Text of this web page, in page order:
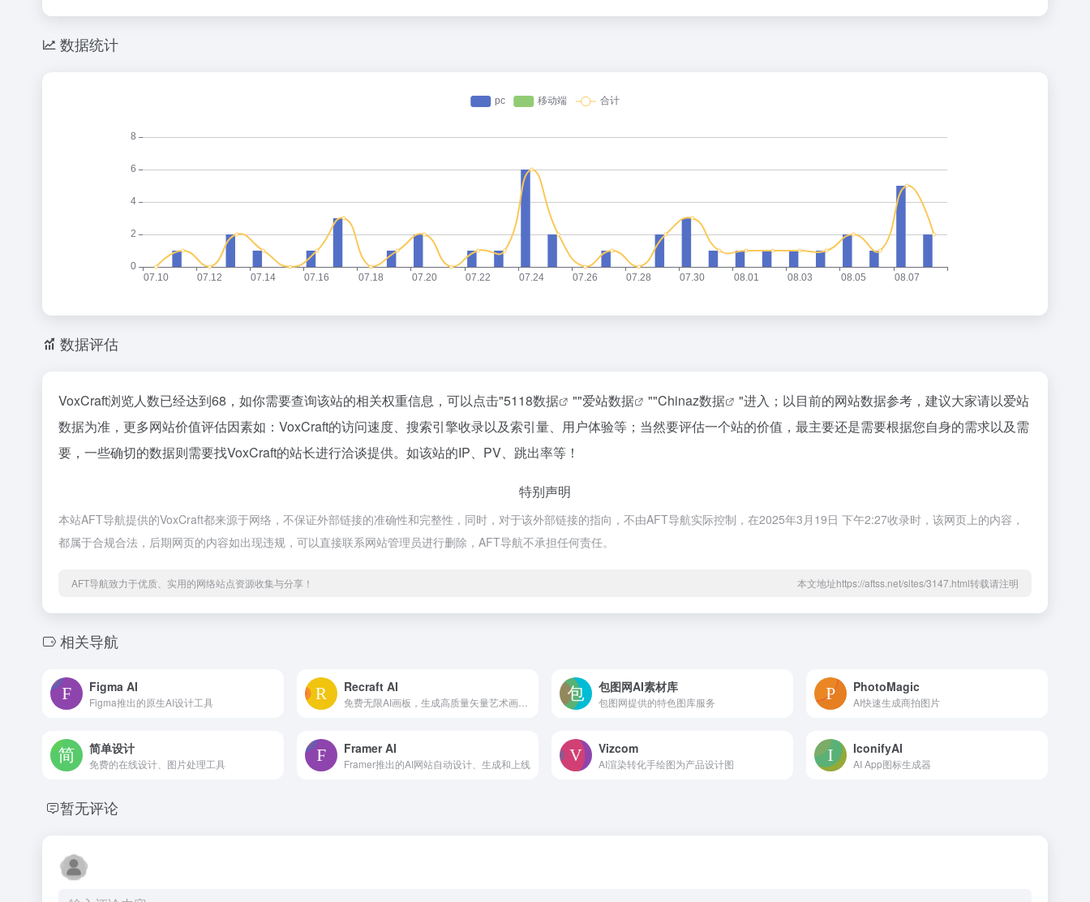
数据统计
数据评估
VoxCraft浏览人数已经达到68，如你需要查询该站的相关权重信息，可以点击"5118数据 ""爱站数据 ""Chinaz数据
"进入；以目前的网站数据参考，建议大家请以爱站
数据为准，更多网站价值评估因素如：VoxCraft的访问速度、搜索引擎收录以及索引量、用户体验等；当然要评估一个站的价值，最主要还是需要根据您自身的需求以及需
要，一些确切的数据则需要找VoxCraft的站长进行洽谈提供。如该站的IP、PV、跳出率等！
特别声明
本站AFT导航提供的VoxCraft都来源于网络，不保证外部链接的准确性和完整性，同时，对于该外部链接的指向，不由AFT导航实际控制，在2025年3月19日 下午2:27收录时，该网页上的内容，
都属于合规合法，后期网页的内容如出现违规，可以直接联系网站管理员进行删除，AFT导航不承担任何责任。
AFT导航致力于优质、实用的网络站点资源收集与分享！ 本文地址https://aftss.net/sites/3147.html转载请注明
相关导航
Figma AI
Figma推出的原生AI设计工具
Recraft AI 包图网AI素材库
包图网提供的特色图库服务
PhotoMagic
AI快速生成商拍图片
简单设计
免费的在线设计、图片处理工具
Framer AI
Framer推出的AI网站自动设计、生成和上线
Vizcom
AI渲染转化手绘图为产品设计图
IconifyAI
AI App图标生成器
暂无评论